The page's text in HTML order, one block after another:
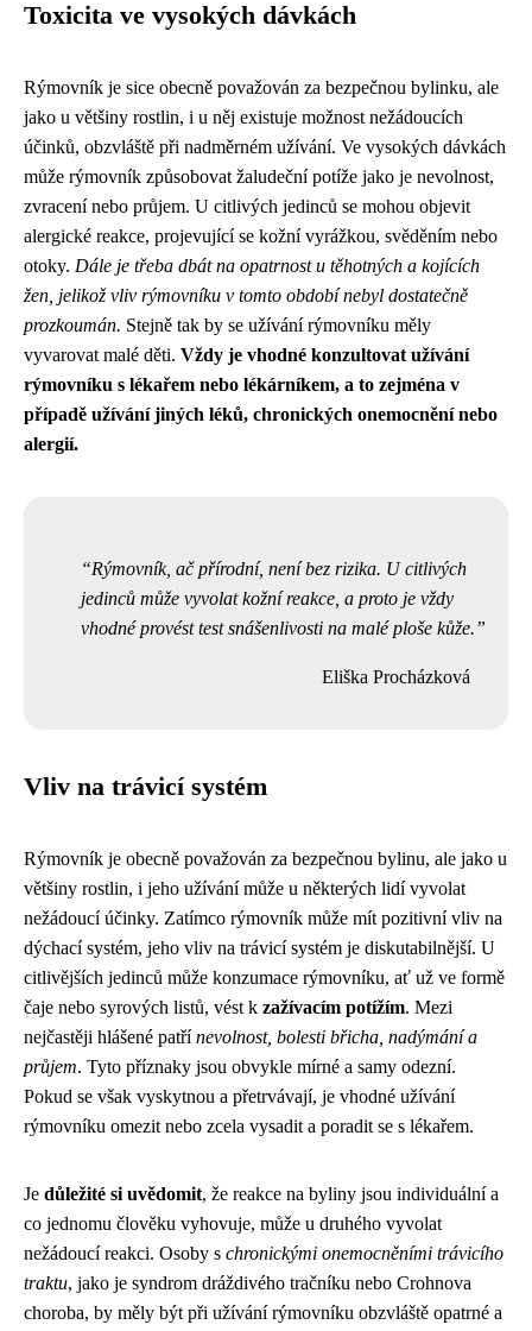
Toxicita ve vysokých dávkách
Rýmovník je sice obecně považován za bezpečnou bylinku, ale
jako u většiny rostlin, i u něj existuje možnost nežádoucích
účinků, obzvláště při nadměrném užívání. Ve vysokých dávkách
může rýmovník způsobovat žaludeční potíže jako je nevolnost,
zvracení nebo průjem. U citlivých jedinců se mohou objevit
alergické reakce, projevující se kožní vyrážkou, svěděním nebo
otoky. Dále je třeba dbát na opatrnost u těhotných a kojících
žen, jelikož vliv rýmovníku v tomto období nebyl dostatečně
prozkoumán. Stejně tak by se užívání rýmovníku měly
vyvarovat malé děti. Vždy je vhodné konzultovat užívání
rýmovníku s lékařem nebo lékárníkem, a to zejména v
případě užívání jiných léků, chronických onemocnění nebo
alergií.
Rýmovník, ač přírodní, není bez rizika. U citlivých
jedinců může vyvolat kožní reakce, a proto je vždy
vhodné provést test snášenlivosti na malé ploše kůže.
Eliška Procházková
Vliv na trávicí systém
Rýmovník je obecně považován za bezpečnou bylinu, ale jako u
většiny rostlin, i jeho užívání může u některých lidí vyvolat
nežádoucí účinky. Zatímco rýmovník může mít pozitivní vliv na
dýchací systém, jeho vliv na trávicí systém je diskutabilnější. U
citlivějších jedinců může konzumace rýmovníku, ať už ve formě
čaje nebo syrových listů, vést k zažívacím potížím. Mezi
nejčastěji hlášené patřínevolnost, bolesti břicha, nadýmání a
průjem. Tyto příznaky jsou obvykle mírné a samy odezní.
Pokud se však vyskytnou a přetrvávají, je vhodné užívání
rýmovníku omezit nebo zcela vysadit a poradit se s lékařem.
Je důležité si uvědomit, že reakce na byliny jsou individuální a
co jednomu člověku vyhovuje, může u druhého vyvolat
nežádoucí reakci. Osoby s chronickými onemocněními trávicího
traktu, jako je syndrom dráždivého tračníku nebo Crohnova
choroba, by měly být při užívání rýmovníku obzvláště opatrné a